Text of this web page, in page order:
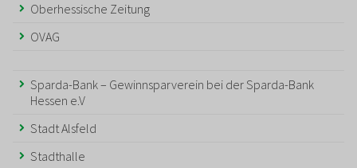
Oberhessische Zeitung
OVAG
Sparda-Bank – Gewinnsparverein bei der Sparda-Bank
Hessen e.V
Stadt Alsfeld
Stadthalle